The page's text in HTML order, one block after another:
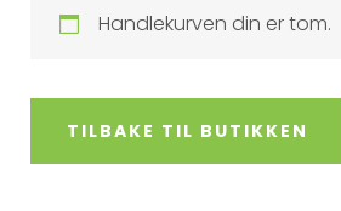
Handlekurven din er tom.
TILBAKE TIL BUTIKKEN